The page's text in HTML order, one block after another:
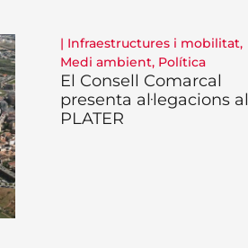
| Infraestructures i mobilitat,
Medi ambient, Política
El Consell Comarcal
presenta al·legacions al
PLATER